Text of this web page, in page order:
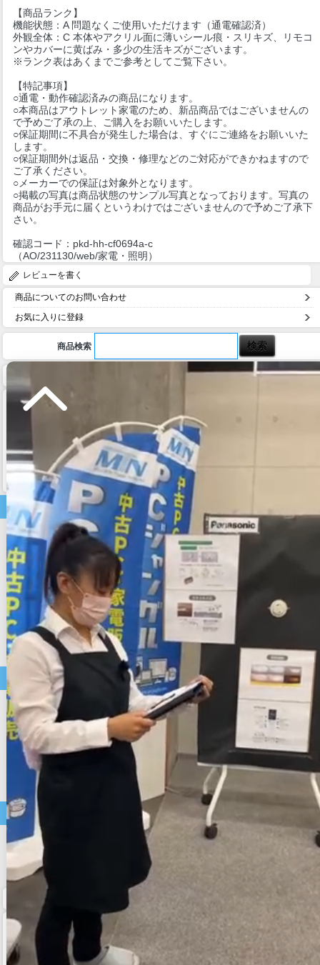
【商品ランク】
機能状態：A 問題なくご使用いただけます（通電確認済）
外観全体：C 本体やアクリル面に薄いシール痕・スリキズ、リモコ
ンやカバーに黄ばみ・多少の生活キズがございます。
※ランク表はあくまでご参考としてご覧下さい。
【特記事項】
○通電・動作確認済みの商品になります。
○本商品はアウトレット家電のため、新品商品ではございませんの
で予めご了承の上、ご購入をお願いいたします。
○保証期間に不具合が発生した場合は、すぐにご連絡をお願いいた
します。
○保証期間外は返品・交換・修理などのご対応ができかねますので
ご了承ください。
○メーカーでの保証は対象外となります。
○掲載の写真は商品状態のサンプル写真となっております。写真の
商品がお手元に届くというわけではございませんので予めご了承下
さい。
確認コード：pkd-hh-cf0694a-c
（AO/231130/web/家電・照明）
レビューを書く
商品についてのお問い合わせ
お気に入りに登録
商品検索
カート
ログイン
特定商取引法に基づく表示
送料とお支払い方法について
個人情報の取扱いについて
家電商品
テレビ
テレビ・周辺機器
電子レンジ
炊飯器
照明器具
洗濯機
空気清浄機
美容家電
掃除機
ホットプレート
コーヒーメーカー
中古パソコン・モバイル商品
店長おすすめ
セール
中古ノートパソコン
中古デスクトップパソコン
中古スマートフォン
アクセサリー類
中古タブレット
中古モニター・周辺機器
価格帯で選ぶ
～9,999円
10,000円～19,999円
20,000円～29,999円
30,000円～
ホーム
メルマガ申込/停止
特定商取引法に基づく表示